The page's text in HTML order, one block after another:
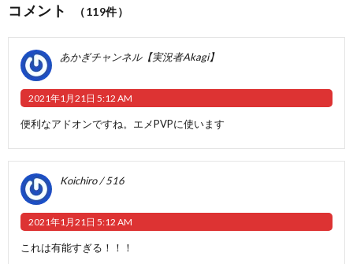
コメント （119件）
あかぎチャンネル【実況者Akagi】
2021年1月21日 5:12 AM
便利なアドオンですね。エメPVPに使います
Koichiro / 516
2021年1月21日 5:12 AM
これは有能すぎる！！！